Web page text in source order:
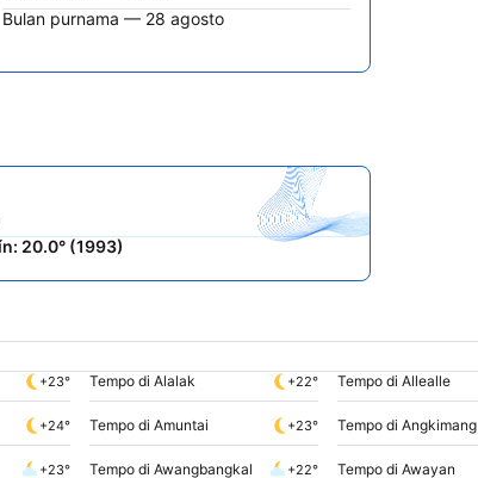
Bulan purnama — 28 agosto
20.0° (1993)
+23° Tempo di Alalak +22° Tempo di Allealle
+24° Tempo di Amuntai +23° Tempo di Angkimang
+23° Tempo di Awangbangkal +22° Tempo di Awayan